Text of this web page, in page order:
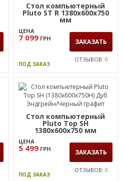
Стол компьютерный
Pluto ST R 1380х600х750
мм
ЦЕНА
7 099 ГРН ЗАКАЗАТЬ
ПОД ЗАКАЗ
ОТЗЫВОВ: 0
Стол компьютерный
Pluto Top SH
1380х600х750 мм
ЦЕНА
5 499 ГРН ЗАКАЗАТЬ
ПОД ЗАКАЗ
ОТЗЫВОВ: 0